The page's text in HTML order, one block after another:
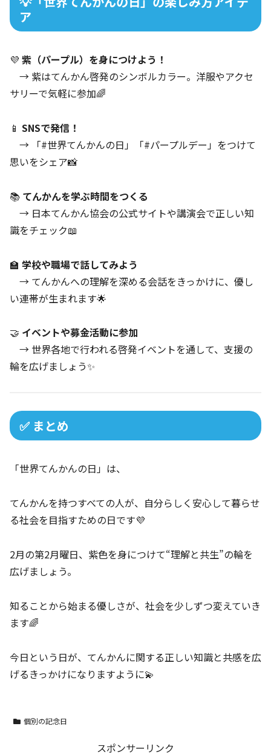
ア
💜 紫（パープル）を身につけよう！
→ 紫はてんかん啓発のシンボルカラー。洋服やアクセ
サリーで気軽に参加🌈
📱 SNSで発信！
→ 「#世界てんかんの日」「#パープルデー」をつけて
思いをシェア📸
📚 てんかんを学ぶ時間をつくる
→ 日本てんかん協会の公式サイトや講演会で正しい知
識をチェック📖
🏫 学校や職場で話してみよう
→ てんかんへの理解を深める会話をきっかけに、優し
い連帯が生まれます🌟
🤝 イベントや募金活動に参加
→ 世界各地で行われる啓発イベントを通して、支援の
輪を広げましょう✨
✅ まとめ
「世界てんかんの日」は、
てんかんを持つすべての人が、自分らしく安心して暮らせ
る社会を目指すための日です💜
2月の第2月曜日、紫色を身につけて“理解と共生”の輪を
広げましょう。
知ることから始まる優しさが、社会を少しずつ変えていき
ます🌈
今日という日が、てんかんに関する正しい知識と共感を広
げるきっかけになりますように💫
個別の記念日
スポンサーリンク